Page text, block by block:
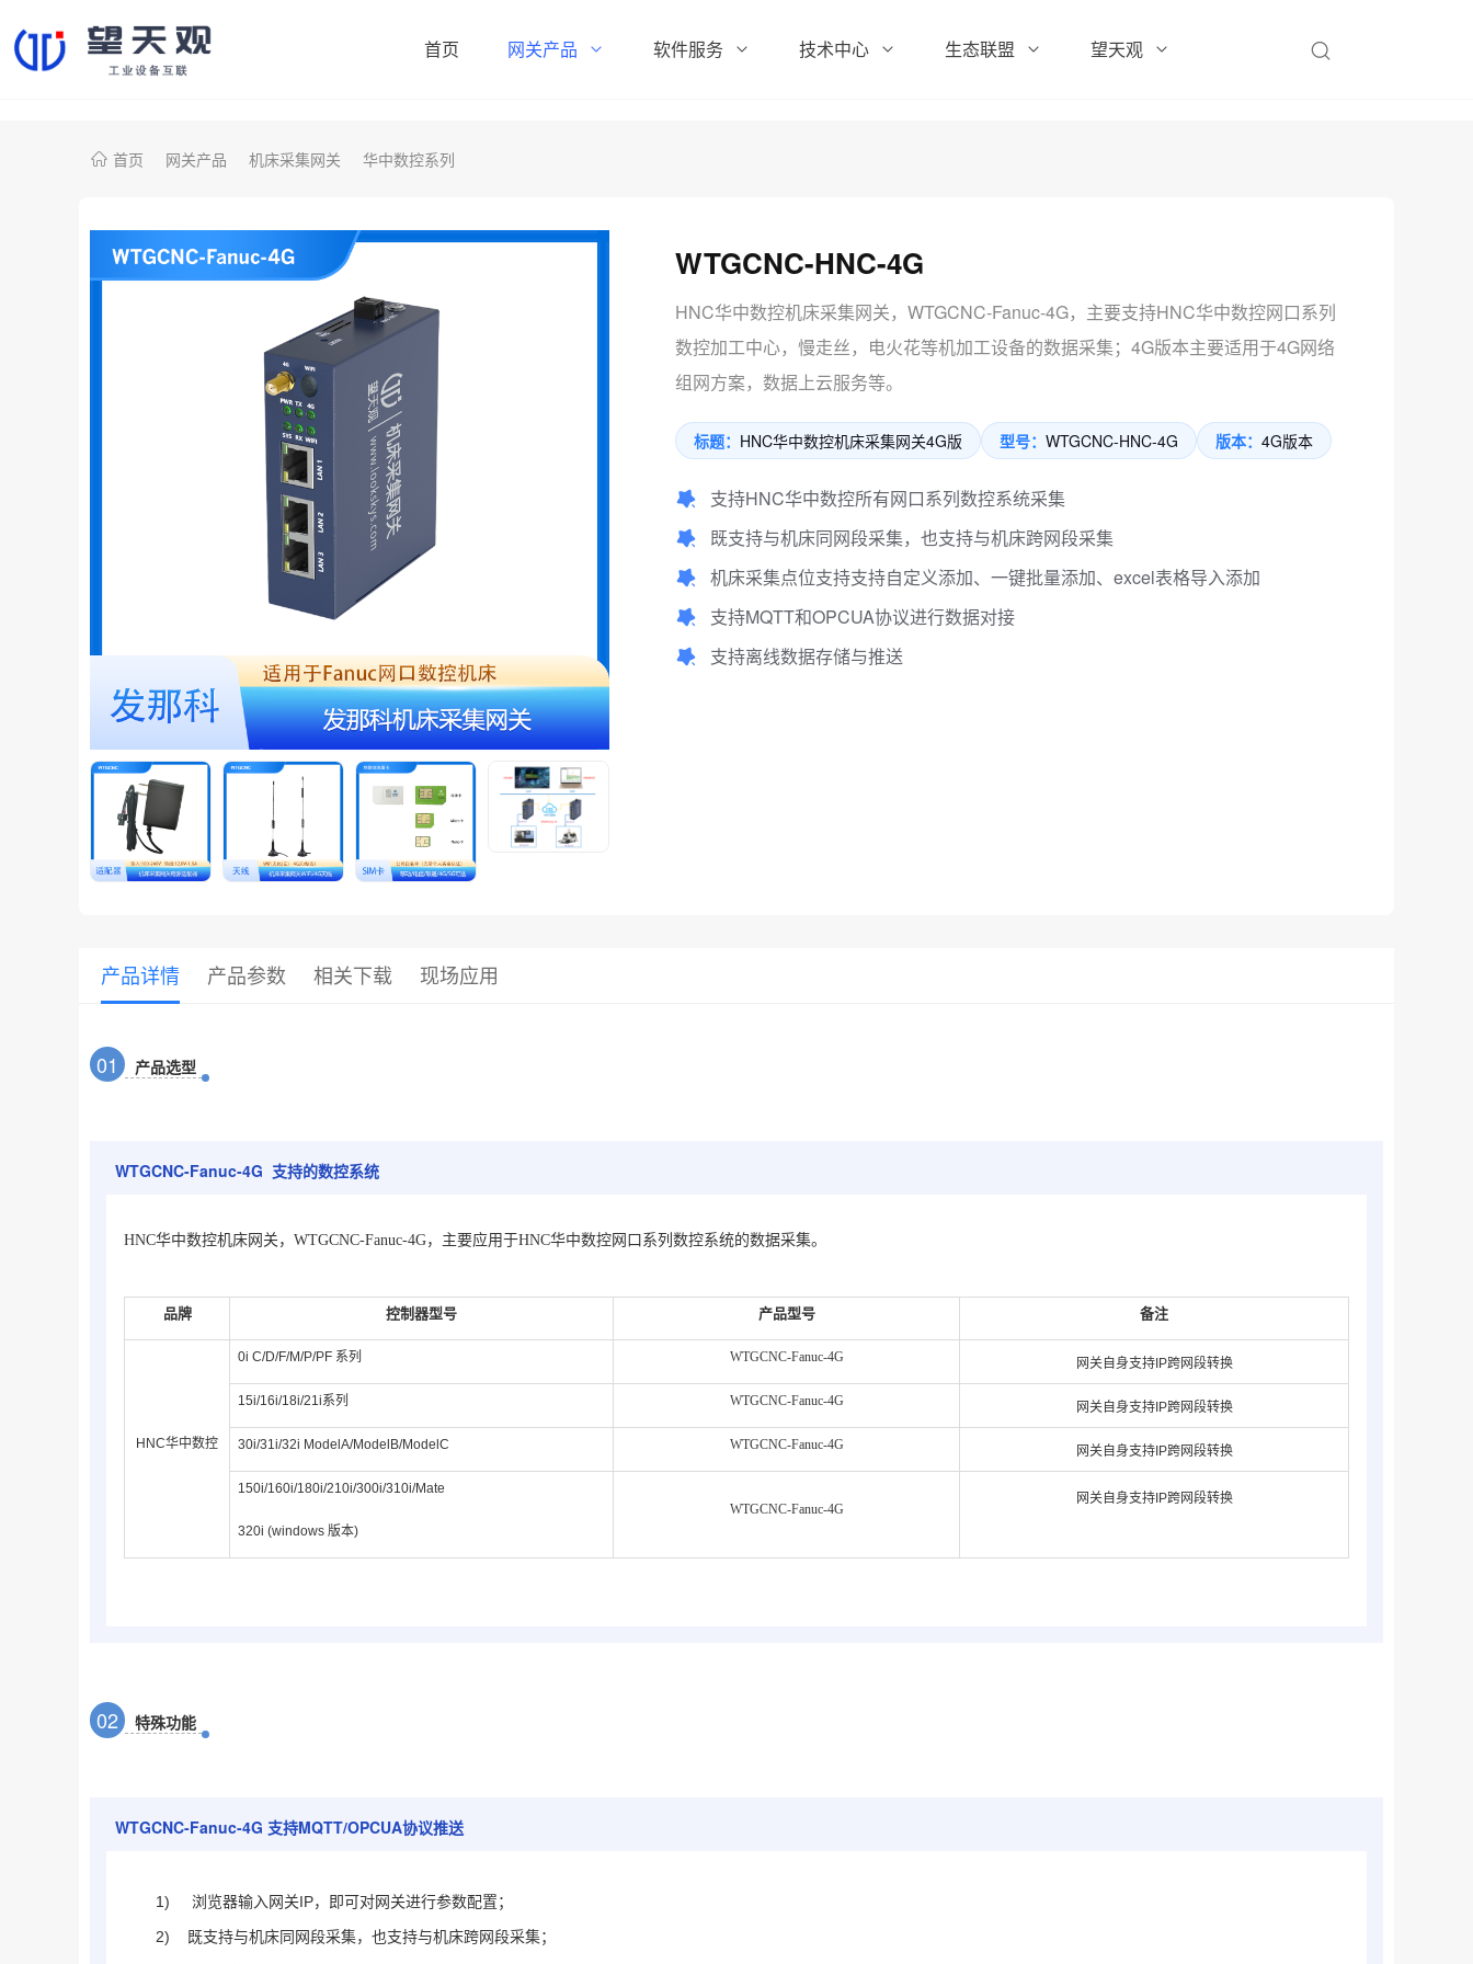
首页 网关产品
机床采集网关
软件服务 技术中心 生态联盟
鼎捷数智
望天观
首页 网关产品 机床采集网关 华中数控系列
WTGCNC-HNC-4G
HNC华中数控机床采集网关，WTGCNC-Fanuc-4G，主要支持HNC华中数控网口系列
数控加工中心，慢走丝，电火花等机加工设备的数据采集；4G版本主要适用于4G网络
组网方案，数据上云服务等。
标题： HNC华中数控机床采集网关4G版 型号：WTGCNC-HNC-4G 版本：4G版本
支持HNC华中数控所有网口系列数控系统采集
既支持与机床同网段采集，也支持与机床跨网段采集
机床采集点位支持支持自定义添加、一键批量添加、excel表格导入添加
支持MQTT和OPCUA协议进行数据对接
支持离线数据存储与推送
产品详情 产品参数 相关下载 现场应用
01 产品选型
WTGCNC-Fanuc-4G 支持的数控系统
HNC华中数控机床网关，WTGCNC-Fanuc-4G，主要应用于HNC华中数控网口系列数控系统的数据采集。
品牌 控制器型号 产品型号 备注
HNC华中数控
0i C/D/F/M/P/PF 系列 WTGCNC-Fanuc-4G 网关自身支持IP跨网段转换
15i/16i/18i/21i系列 WTGCNC-Fanuc-4G 网关自身支持IP跨网段转换
30i/31i/32i ModelA/Model B/ModelC WTGCNC-Fanuc-4G 网关自身支持IP跨网段转换
150i/160i/180i/210i/300i/310i/Mate
320i (windows 版本)
WTGCNC-Fanuc-4G
网关自身支持IP跨网段转换
02 特殊功能
WTGCNC-Fanuc-4G 支持MQTT/OPCUA协议推送
1)
浏览器输入网关IP，即可对网关进行参数配置；
2) 既支持与机床同网段采集，也支持与机床跨网段采集；